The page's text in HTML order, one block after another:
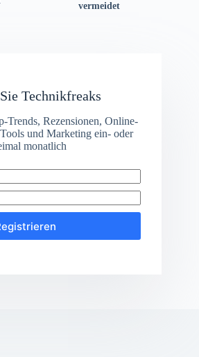
vermeidet
Technikfreaks
Trends, Rezensionen, Online-
und Marketing ein- oder
monatlich